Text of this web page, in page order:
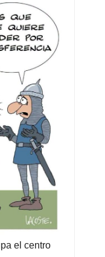
el centro